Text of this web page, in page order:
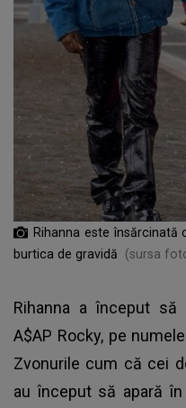
Rihanna este însărcinată
burtica de gravidă
(sursa
Rihanna a început să
A$AP Rocky, pe
Zvonurile cum că cei
au început să apară